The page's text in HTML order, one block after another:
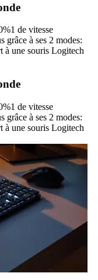
de vitesse
grâce à ses 2 modes:
à une souris Logitech
de vitesse
grâce à ses 2 modes:
à une souris Logitech